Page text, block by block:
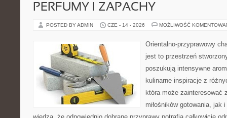
PERFUMY I ZAPACHY
POSTED BY ADMIN CZE - 14 - 2026 MOŻLIWOŚĆ
Orientalno-przyprawowy
jest to przestrzeń
poszukują intensywne
kulinarne inspiracje z
która może zainteresować
miłośników gotowania, jak